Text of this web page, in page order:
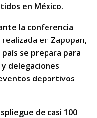
en México.
la conferencia
en Zapopan,
se prepara para
delegaciones
deportivos
de casi 100